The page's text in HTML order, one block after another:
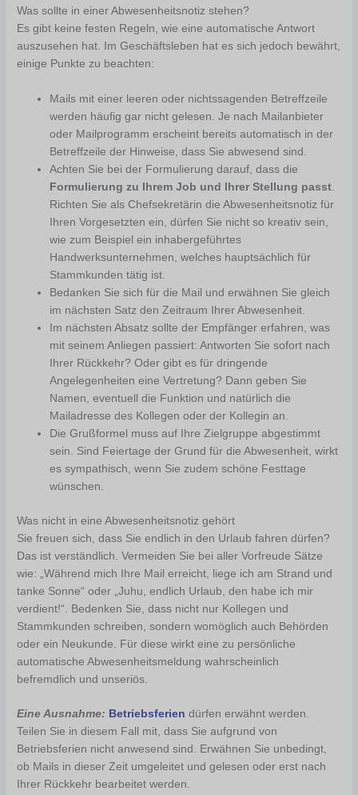
Was sollte in einer Abwesenheitsnotiz stehen?
Es gibt keine festen Regeln, wie eine automatische Antwort
auszusehen hat. Im Geschäftsleben hat es sich jedoch bewährt,
einige Punkte zu beachten:
Mails mit einer leeren oder nichtssagenden Betreffzeile
werden häufig gar nicht gelesen. Je nach Mailanbieter
oder Mailprogramm erscheint bereits automatisch in der
Betreffzeile der Hinweise, dass Sie abwesend sind.
Achten Sie bei der Formulierung darauf, dass die
Formulierung zu Ihrem Job und Ihrer Stellung passt.
Richten Sie als Chefsekretärin die Abwesenheitsnotiz für
Ihren Vorgesetzten ein, dürfen Sie nicht so kreativ sein,
wie zum Beispiel ein inhabergeführtes
Handwerksunternehmen, welches hauptsächlich für
Stammkunden tätig ist.
Bedanken Sie sich für die Mail und erwähnen Sie gleich
im nächsten Satz den Zeitraum Ihrer Abwesenheit.
Im nächsten Absatz sollte der Empfänger erfahren, was
mit seinem Anliegen passiert: Antworten Sie sofort nach
Ihrer Rückkehr? Oder gibt es für dringende
Angelegenheiten eine Vertretung? Dann geben Sie
Namen, eventuell die Funktion und natürlich die
Mailadresse des Kollegen oder der Kollegin an.
Die Grußformel muss auf Ihre Zielgruppe abgestimmt
sein. Sind Feiertage der Grund für die Abwesenheit, wirkt
es sympathisch, wenn Sie zudem schöne Festtage
wünschen.
Was nicht in eine Abwesenheitsnotiz gehört
Sie freuen sich, dass Sie endlich in den Urlaub fahren dürfen?
Das ist verständlich. Vermeiden Sie bei aller Vorfreude Sätze
wie: „Während mich Ihre Mail erreicht, liege ich am Strand und
tanke Sonne“ oder „Juhu, endlich Urlaub, den habe ich mir
verdient!“. Bedenken Sie, dass nicht nur Kollegen und
Stammkunden schreiben, sondern womöglich auch Behörden
oder ein Neukunde. Für diese wirkt eine zu persönliche
automatische Abwesenheitsmeldung wahrscheinlich
befremdlich und unseriös.
Eine Ausnahme: Betriebsferien dürfen erwähnt werden.
Teilen Sie in diesem Fall mit, dass Sie aufgrund von
Betriebsferien nicht anwesend sind. Erwähnen Sie unbedingt,
ob Mails in dieser Zeit umgeleitet und gelesen oder erst nach
Ihrer Rückkehr bearbeitet werden.